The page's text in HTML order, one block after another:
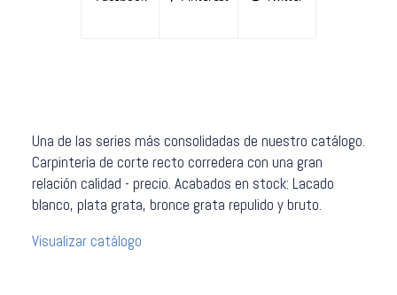
Una de las series más consolidadas de nuestro catálogo.
Carpintería de corte recto corredera con una gran
relación calidad - precio. Acabados en stock: Lacado
blanco, plata grata, bronce grata repulido y bruto.
Visualizar catálogo